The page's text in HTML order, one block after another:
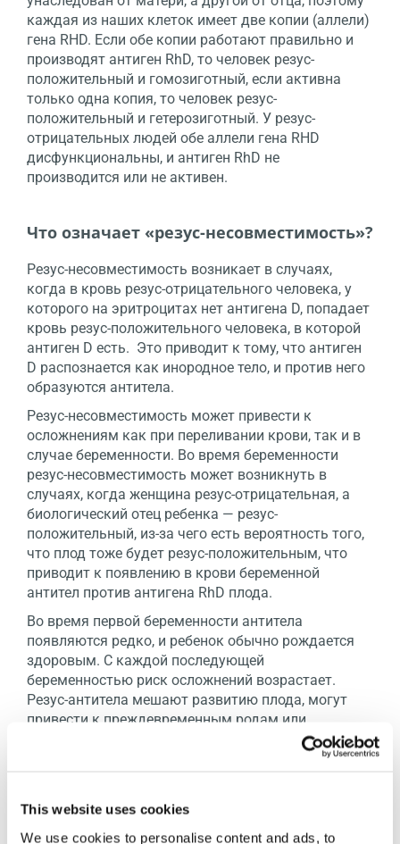
This website uses cookies
We use cookies to personalise content and ads, to
каждая из наших клеток имеет две копии (аллели)
гена RHD. Если обе копии работают правильно и
производят антиген RhD, то человек резус-
положительный и гомозиготный, если активна
только одна копия, то человек резус-
положительный и гетерозиготный. У резус-
отрицательных людей обе аллели гена RHD
дисфункциональны, и антиген RhD не
производится или не активен.
Что означает «резус-несовместимость»?
Резус-несовместимость возникает в случаях,
когда в кровь резус-отрицательного человека, у
которого на эритроцитах нет антигена D, попадает
кровь резус-положительного человека, в которой
антиген D есть. Это приводит к тому, что антиген
D распознается как инородное тело, и против него
образуются антитела.
Резус-несовместимость может привести к
осложнениям как при переливании крови, так и в
случае беременности. Во время беременности
резус-несовместимость может возникнуть в
случаях, когда женщина резус-отрицательная, а
биологический отец ребенка — резус-
положительный, из-за чего есть вероятность того,
что плод тоже будет резус-положительным, что
приводит к появлению в крови беременной
антител против антигена RhD плода.
Во время первой беременности антитела
появляются редко, и ребенок обычно рождается
здоровым. С каждой последующей
беременностью риск осложнений возрастает.
Резус-антитела мешают развитию плода, могут
привести к преждевременным родам или
гемолитической болезни новорожденных.
ДНК на наличие резус-фактора (RhD)?